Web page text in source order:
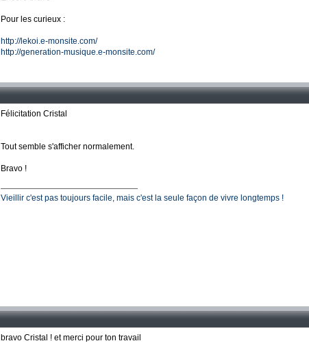
Pour les curieux :
http://lekoi.e-monsite.com/
http://generation-musique.e-monsite.com/
Félicitation Cristal
Tout semble s'afficher normalement.
Bravo !
Vieillir c'est pas toujours facile, mais c'est la seule façon de vivre longtemps !
bravo Cristal ! et merci pour ton travail